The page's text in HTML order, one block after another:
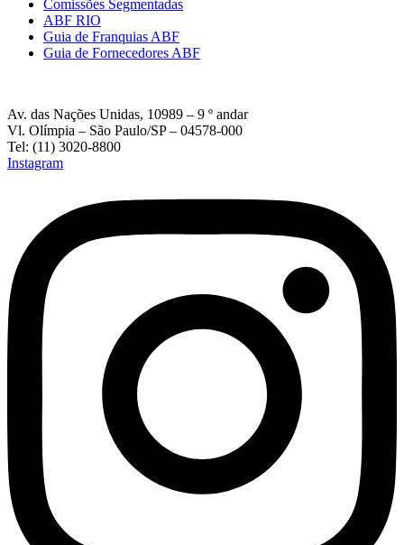
Comissões Segmentadas
ABF RIO
Guia de Franquias ABF
Guia de Fornecedores ABF
Av. das Nações Unidas, 10989 – 9 º andar
Vl. Olímpia – São Paulo/SP – 04578-000
Tel: (11) 3020-8800
Instagram